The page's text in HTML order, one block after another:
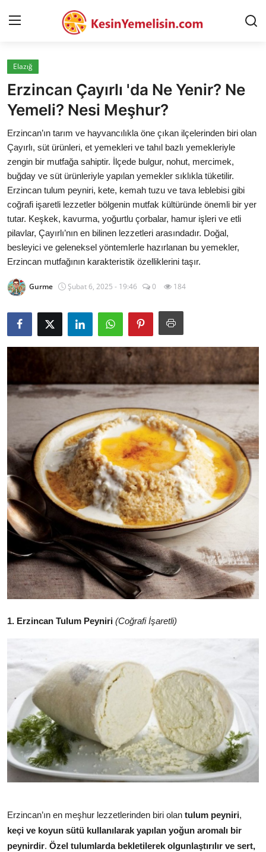
AnaSayfa
Gizlilik Sözleşmesi
Rüya Tabirleri
Diyet & Sağlıklı Beslenme
İletişim
Şehirler
Helal Gıda & Dini Hükümler
Gıda Güvenliği & Bilimi
Kalori & Diyet Rehberi
Mutfak Püf Noktaları & İpuçları
Mekan & Lezzet Rotaları
Temel Gıda ve Ürün Rehberleri
İçecek Kültürü & Barista
Yöresel Tarifler & Ev Yemekleri
Gıda Güvenliği & Sağlık
İçecek Kültürü & Rehberleri
Popüler Kültür & Mutfak Tarihi
Mutfak Temizliği & Pratik Bilgiler
Anne & Bebek Beslenmesi
Mutfak Sırları & Teknikler
Gıda Sözlüğü & Nedir?
Yemek Tarifleri & Menüler
Elazığ
Erzincan Çayırlı 'da Ne Yenir? Ne
Yemeli? Nesi Meşhur?
Erzincan’ın tarım ve hayvancılıkla öne çıkan ilçelerinden biri olan
Çayırlı, süt ürünleri, et yemekleri ve tahıl bazlı yemekleriyle
zengin bir mutfağa sahiptir. İlçede bulgur, nohut, mercimek,
buğday ve süt ürünleriyle yapılan yemekler sıklıkla tüketilir.
Erzincan tulum peyniri, kete, kemah tuzu ve tava leblebisi gibi
coğrafi işaretli lezzetler bölgenin mutfak kültüründe önemli bir yer
tutar. Keşkek, kavurma, yoğurtlu çorbalar, hamur işleri ve etli
pilavlar, Çayırlı’nın en bilinen lezzetleri arasındadır. Doğal,
besleyici ve geleneksel yöntemlerle hazırlanan bu yemekler,
Erzincan mutfağının karakteristik özelliklerini taşır.
Gurme Şubat 6, 2025 - 19:46 0 184
1. Erzincan Tulum Peyniri (Coğrafi İşaretli)
Erzincan’ın en meşhur lezzetlerinden biri olan tulum peyniri,
keçi ve koyun sütü kullanılarak yapılan yoğun aromalı bir
peynirdir. Özel tulumlarda bekletilerek olgunlaştırılır ve sert,